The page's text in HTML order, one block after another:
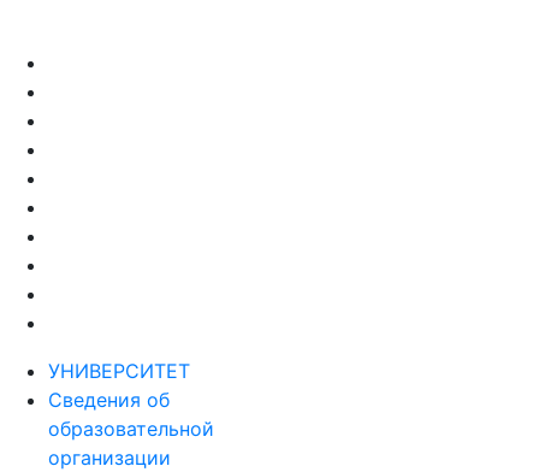
УНИВЕРСИТЕТ
Сведения об
образовательной
организации